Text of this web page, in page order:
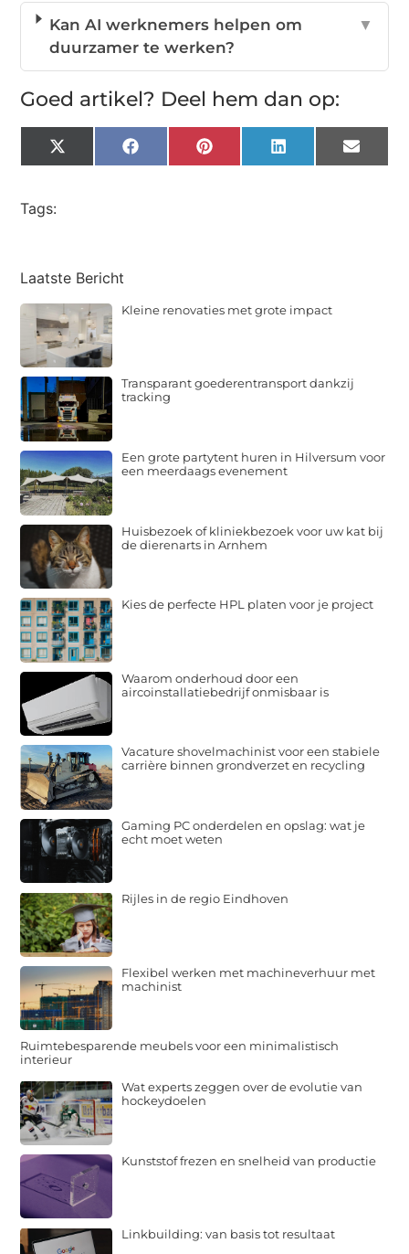
Kan AI werknemers helpen om
duurzamer te werken?
▼
Goed artikel? Deel hem dan op:
X
(Twitter)
FacebookPinterestLinkedInEmail
Tags:
Laatste Bericht
Kleine renovaties met grote impact
Transparant goederentransport dankzij
tracking
Een grote partytent huren in Hilversum voor
een meerdaags evenement
Huisbezoek of kliniekbezoek voor uw kat bij
de dierenarts in Arnhem
Kies de perfecte HPL platen voor je project
Waarom onderhoud door een
aircoinstallatiebedrijf onmisbaar is
Vacature shovelmachinist voor een stabiele
carrière binnen grondverzet en recycling
Gaming PC onderdelen en opslag: wat je
echt moet weten
Rijles in de regio Eindhoven
Flexibel werken met machineverhuur met
machinist
Ruimtebesparende meubels voor een minimalistisch
interieur
Wat experts zeggen over de evolutie van
hockeydoelen
Kunststof frezen en snelheid van productie
Linkbuilding: van basis tot resultaat